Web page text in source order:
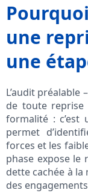
une
une
L’audit préalable
de toute reprise
formalité : c’est
permet
forces et les
phase expose le
dette cachée à
des